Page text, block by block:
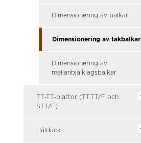
Dimensionering av balkar
Dimensionering av takbalkar
Dimensionering av
mellanbjälklagsbalkar
TT-TT-plattor (TT,TT/F och
STT/F)
Håldäck